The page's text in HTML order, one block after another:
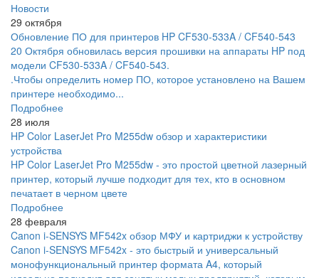
Новости
29 октября
Обновление ПО для принтеров HP CF530-533A / CF540-543
20 Октября обновилась версия прошивки на аппараты HP под
модели CF530-533A / CF540-543.
.Чтобы определить номер ПО, которое установлено на Вашем
принтере необходимо...
Подробнее
28 июля
HP Color LaserJet Pro M255dw обзор и характеристики
устройства
HP Color LaserJet Pro M255dw - это простой цветной лазерный
принтер, который лучше подходит для тех, кто в основном
печатает в черном цвете
Подробнее
28 февраля
Canon i-SENSYS MF542x обзор МФУ и картриджи к устройству
Canon i-SENSYS MF542x - это быстрый и универсальный
монофункциональный принтер формата A4, который